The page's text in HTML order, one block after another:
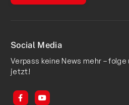
Social Media
Verpass keine News mehr –
jetzt!